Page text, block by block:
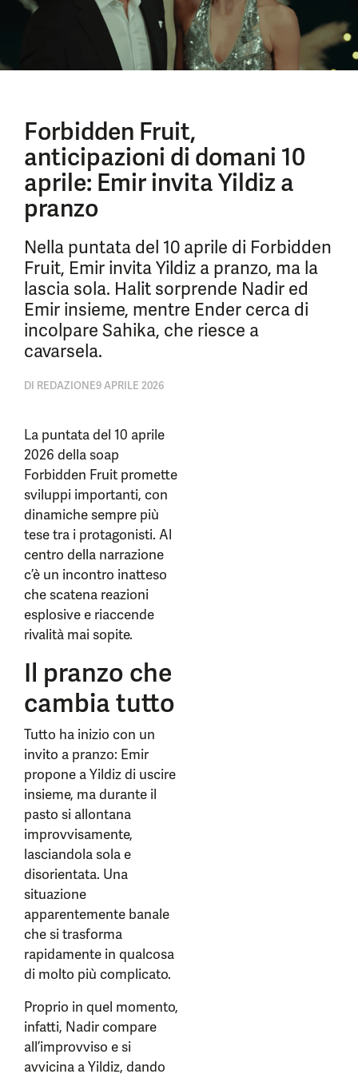
Forbidden Fruit,
anticipazioni di domani 10
aprile: Emir invita Yildiz a
pranzo
Nella puntata del 10 aprile di Forbidden
Fruit, Emir invita Yildiz a pranzo, ma la
lascia sola. Halit sorprende Nadir ed
Emir insieme, mentre Ender cerca di
incolpare Sahika, che riesce a
cavarsela.
DI REDAZIONE9 APRILE 2026
La puntata del 10 aprile
2026 della soap
Forbidden Fruit promette
sviluppi importanti, con
dinamiche sempre più
tese tra i protagonisti. Al
centro della narrazione
c’è un incontro inatteso
che scatena reazioni
esplosive e riaccende
rivalità mai sopite.
Il pranzo che
cambia tutto
Tutto ha inizio con un
invito a pranzo: Emir
propone a Yildiz di uscire
insieme, ma durante il
pasto si allontana
improvvisamente,
lasciandola sola e
disorientata. Una
situazione
apparentemente banale
che si trasforma
rapidamente in qualcosa
di molto più complicato.
Proprio in quel momento,
infatti, Nadir compare
all’improvviso e si
avvicina a Yildiz, dando